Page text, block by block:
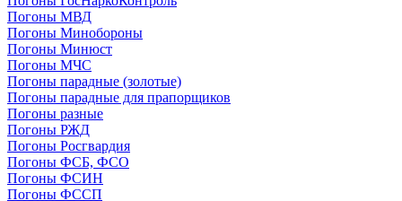
Погоны МВД
Погоны Минобороны
Погоны Минюст
Погоны МЧС
Погоны парадные (золотые)
Погоны парадные для прапорщиков
Погоны разные
Погоны РЖД
Погоны Росгвардия
Погоны ФСБ, ФСО
Погоны ФСИН
Погоны ФССП